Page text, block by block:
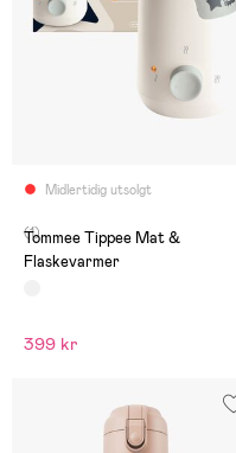
Midlertidig utsolgt
(1)
Tommee Tippee Mat &
Flaskevarmer
399 kr